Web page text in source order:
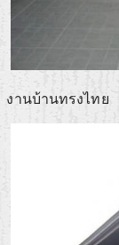
งานบ้านทรงไทย